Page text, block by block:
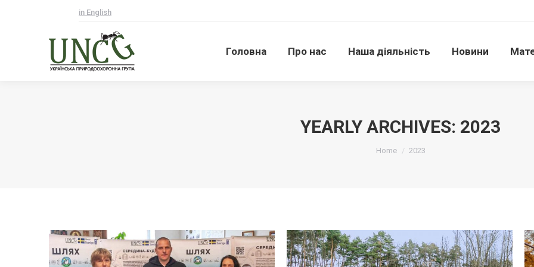
in English
Головна Про нас Наша діяльність Новини
YEARLY ARCHIVES: 2023
Home 2023
Головна Про нас Наша діяльність Новини